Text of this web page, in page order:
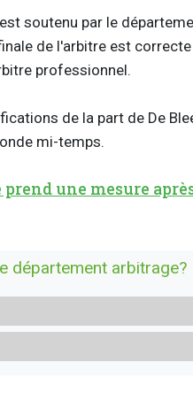
soutenu par le
de l'arbitre est
professionnel.
de la part de De
mi-temps.
prend une mesure
département arbitrage?